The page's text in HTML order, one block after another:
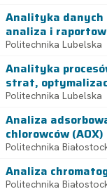
Analityka
analiza i
Politechnika Lubelska
Analityka
strat,
Politechnika Lubelska
Analiza
chlorowców (AOX)
Politechnika
Analiza
Politechnika